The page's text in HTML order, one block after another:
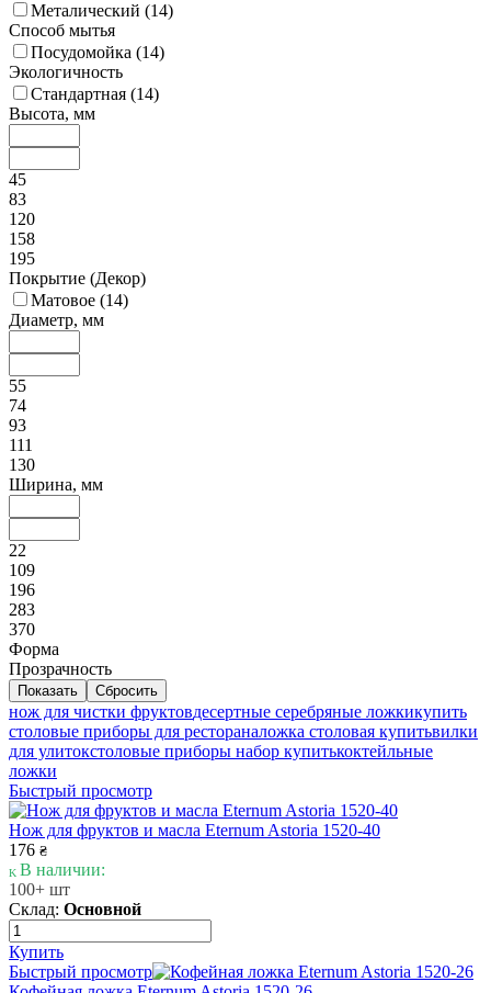
Металический (14)
Способ мытья
Посудомойка (14)
Экологичность
Стандартная (14)
Высота, мм
45
83
120
158
195
Покрытие (Декор)
Матовое (14)
Диаметр, мм
55
74
93
111
130
Ширина, мм
22
109
196
283
370
Форма
Прозрачность
нож для чистки фруктовдесертные серебряные ложкикупить
столовые приборы для рестораналожка столовая купитьвилки
для улитокстоловые приборы набор купитькоктейльные
ложки
Быстрый просмотр
Нож для фруктов и масла Eternum Astoria 1520-40
176 ₴
В наличии:
100+ шт
Склад: Основной
Купить
Быстрый просмотр